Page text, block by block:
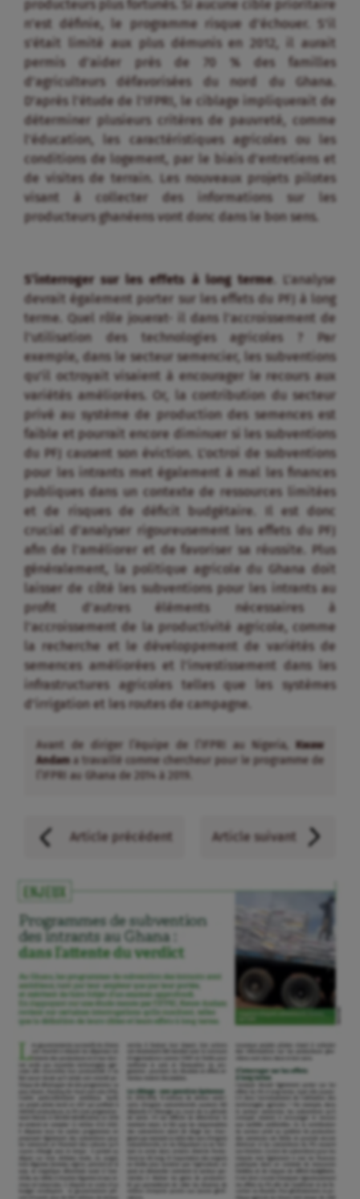
producteurs plus fortunés. Si aucune cible prioritaire
n’est définie, le programme risque d’échouer. S’il
s’était limité aux plus démunis en 2012, il aurait
permis d’aider près de 70 % des familles
d’agriculteurs défavorisées du nord du Ghana.
D’après l’étude de l’IFPRI, le ciblage impliquerait de
déterminer plusieurs critères de pauvreté, comme
l’éducation, les caractéristiques agricoles ou les
conditions de logement, par le biais d’entretiens et
de visites de terrain. Les nouveaux projets pilotes
visant à collecter des informations sur les
producteurs ghanéens vont donc dans le bon sens.
S’interroger sur les effets à long terme. L’analyse
devrait également porter sur les effets du PFJ à long
terme. Quel rôle jouerat- il dans l’accroissement de
l’utilisation des technologies agricoles ? Par
exemple, dans le secteur semencier, les subventions
qu’il octroyait visaient à encourager le recours aux
variétés améliorées. Or, la contribution du secteur
privé au système de production des semences est
faible et pourrait encore diminuer si les subventions
du PFJ causent son éviction. L’octroi de subventions
pour les intrants met également à mal les finances
publiques dans un contexte de ressources limitées
et de risques de déficit budgétaire. Il est donc
crucial d’analyser rigoureusement les effets du PFJ
afin de l’améliorer et de favoriser sa réussite. Plus
généralement, la politique agricole du Ghana doit
laisser de côté les subventions pour les intrants au
profit d’autres éléments nécessaires à
l’accroissement de la productivité agricole, comme
la recherche et le développement de variétés de
semences améliorées et l’investissement dans les
infrastructures agricoles telles que les systèmes
d’irrigation et les routes de campagne.
Avant de diriger l’équipe de l’IFPRI au Nigeria, Kwaw
Andam a travaillé comme chercheur pour le programme de
l’IFPRI au Ghana de 2014 à 2019.
Article précédent Article suivant